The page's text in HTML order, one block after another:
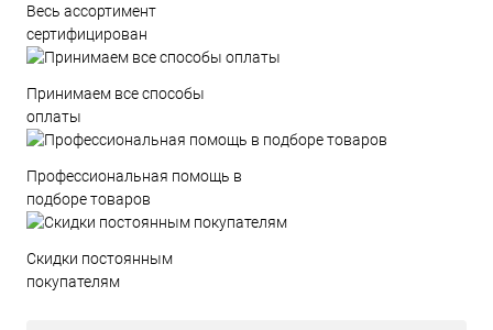
Весь ассортимент
сертифицирован
Принимаем все способы
оплаты
Профессиональная помощь в
подборе товаров
Скидки постоянным
покупателям